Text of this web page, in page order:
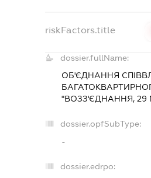
riskFactors.title
dossier.fullName:
ОБ'ЄДНАННЯ
"ВОЗЗ'ЄДНАННЯ, 29
dossier.opfSubType:
-
dossier.edrpo: